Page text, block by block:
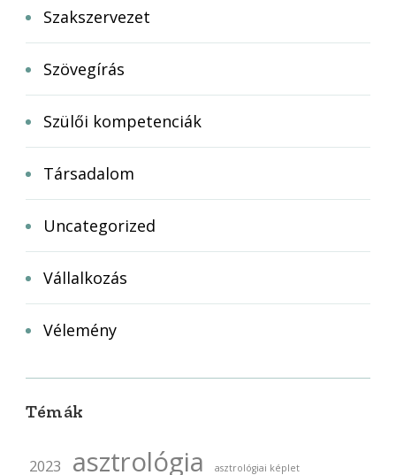
Szakszervezet
Szövegírás
Szülői kompetenciák
Társadalom
Uncategorized
Vállalkozás
Vélemény
Témák
2023 asztrológia asztrológiai képlet